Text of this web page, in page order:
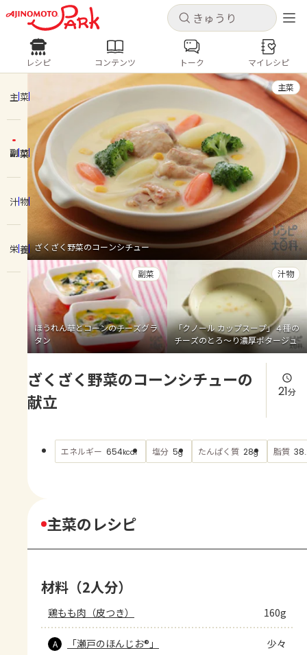
キャンセル
ログインするとレシピを保存できます
ログイン 新規登録
ホーム
コンテンツ
レシピ
トーク
よくあるお問い合わせ
お買い物
AJINOMOTO PARK とは
キャンセル
レシピ コンテンツ
人気の食材・レシピ
きゅうり なす トマト
とうもろこし
ピーマン
みょうが ゴーヤ
レシピ コンテンツ トーク マイレシピ
主菜
副菜
汁物
栄養 ざくざく野菜のコーンシチュー
主菜
ほうれん草とコーンのチーズグラ
タン
副菜
「クノール カップスープ」４種の
チーズのとろ～り濃厚ポタージュ
汁物
ざくざく野菜のコーンシチューの
献立
21分
エネルギー 654kcal 塩分 5g たんぱく質 28g 脂質
主菜のレシピ
材料（2人分）
鶏もも肉（皮つき） 160g
A 「瀬戸のほんじお®」 少々